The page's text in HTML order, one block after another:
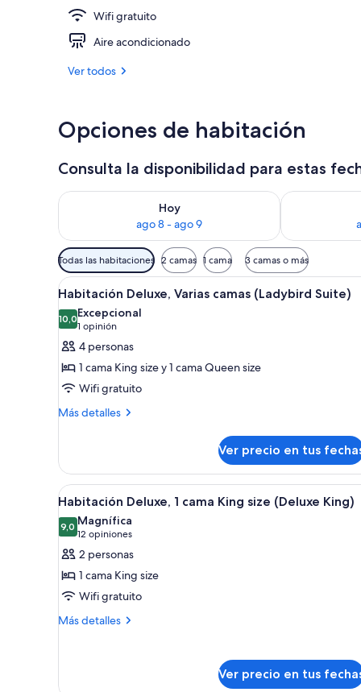
Wifi gratuito
Aire acondicionado
Ver todos
Opciones de habitación
Consulta la disponibilidad para estas
Hoy
ago 8 - ago 9
Consulta la disponibilidad para hoy ago 8 - ago 9
Consulta la
Filtros
disponibles
para
las
habitaciones
Todas las habitaciones 2 camas 1 cama 3 camas o más
Ver
todas
las
fotos
de
Habitación
Deluxe,
Varias
Suite)
Una habitación de hotel con
8
Habitación Deluxe, Varias camas (Ladybird Suite)
10,010,0 de 10
Excepcional
1 opinión
(1
opinión)
4 personas
1 cama King size y 1 cama Queen size
Wifi gratuito
Más detalles
Más
Deluxe,
Varias
camas
(Ladybird
Suite)
Ver precio en tus
Ver
todas
las
fotos
de
Habitación
Deluxe,
1
Una cama bien hecha con
5
Habitación Deluxe, 1 cama King size (Deluxe King)
9,09,0 de 10
Magnífica
12 opiniones
(12
opiniones)
2 personas
1 cama King size
Wifi gratuito
Más detalles
Más
Ver precio en tus